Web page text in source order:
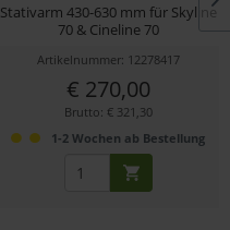
Stativarm 430-630 mm für Skyline
70 & Cineline 70
Artikelnummer: 12278417
€ 270,00
Brutto: € 321,30
1-2 Wochen ab Bestellung